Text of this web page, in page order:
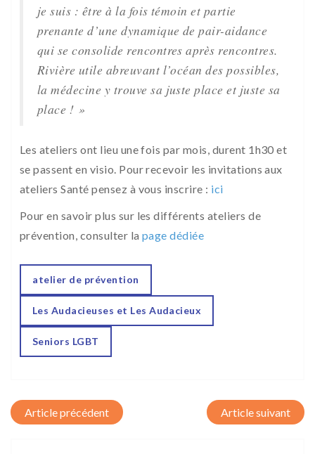
je suis : être à la fois témoin et partie
prenante d’une dynamique de pair-aidance
qui se consolide rencontres après rencontres.
Rivière utile abreuvant l’océan des possibles,
la médecine y trouve sa juste place et juste sa
place ! »
Les ateliers ont lieu une fois par mois, durent 1h30 et
se passent en visio. Pour recevoir les invitations aux
ateliers Santé pensez à vous inscrire : ici
Pour en savoir plus sur les différents ateliers de
prévention, consulter la page dédiée
atelier de prévention
Les Audacieuses et Les Audacieux
Seniors LGBT
Post navigation